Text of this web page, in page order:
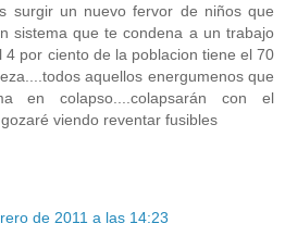
surgir un nuevo fervor de niños que
sistema que te condena a un trabajo
4 por ciento de la poblacion tiene el 70
aquellos energumenos que
en colapso....colapsarán con el
viendo reventar fusibles
de 2011 a las 14:23